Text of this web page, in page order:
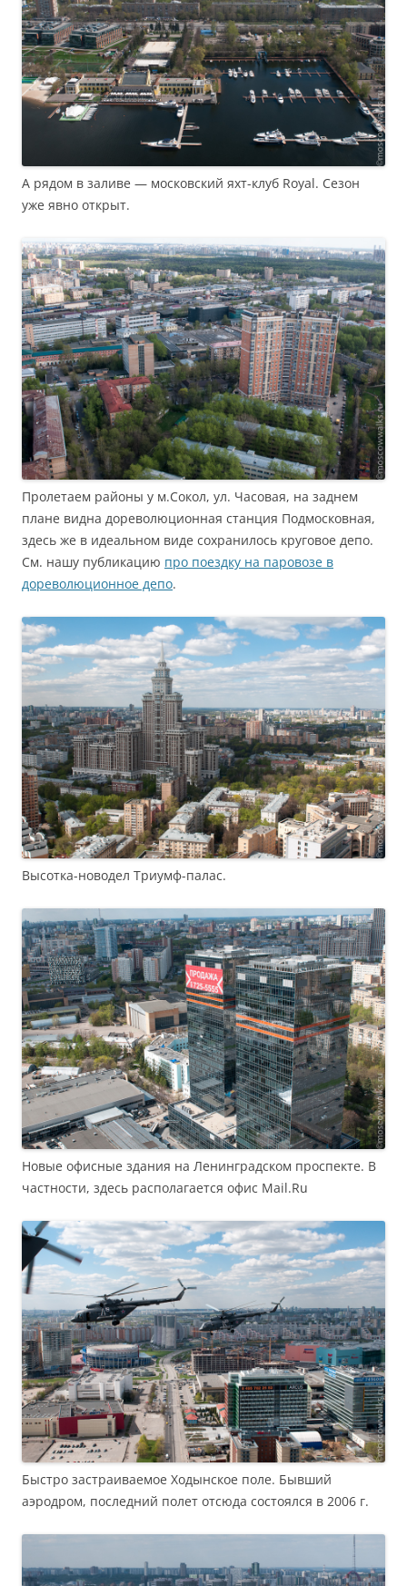
А рядом в заливе — московский яхт-клуб Royal. Сезон
уже явно открыт.
Пролетаем районы у м.Сокол, ул. Часовая, на заднем
плане видна дореволюционная станция Подмосковная,
здесь же в идеальном виде сохранилось круговое депо.
См. нашу публикацию про поездку на паровозе в
дореволюционное депо.
Высотка-новодел Триумф-палас.
Новые офисные здания на Ленинградском проспекте. В
частности, здесь располагается офис Mail.Ru
Быстро застраиваемое Ходынское поле. Бывший
аэродром, последний полет отсюда состоялся в 2006 г.